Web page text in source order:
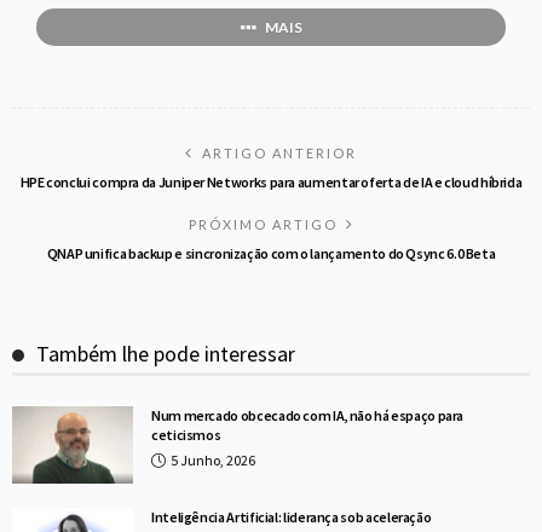
MAIS
ARTIGO ANTERIOR
HPE conclui compra da Juniper Networks para aumentar oferta de IA e cloud híbrida
PRÓXIMO ARTIGO
QNAP unifica backup e sincronização com o lançamento do Qsync 6.0 Beta
Também lhe pode interessar
Num mercado obcecado com IA, não há espaço para
ceticismos
5 Junho, 2026
Inteligência Artificial: liderança sob aceleração